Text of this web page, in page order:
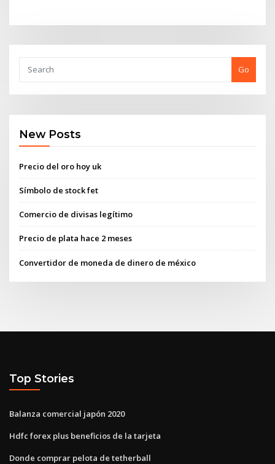
Go
New Posts
Precio del oro hoy uk
Símbolo de stock fet
Comercio de divisas legítimo
Precio de plata hace 2 meses
Convertidor de moneda de dinero de méxico
Top Stories
Balanza comercial japón 2020
Hdfc forex plus beneficios de la tarjeta
Donde comprar pelota de tetherball